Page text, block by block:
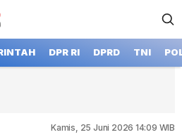
DPR RI DPRD TNI
Kamis, 25 Juni 2026 14:09 WIB